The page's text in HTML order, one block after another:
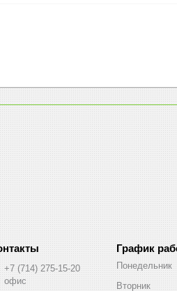
+7 (714) 275-15-20
офис
График
Понедельник
Вторник